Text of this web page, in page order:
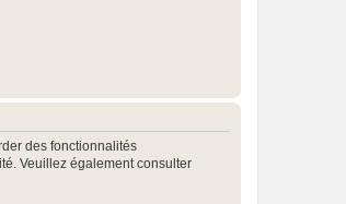
des fonctionnalités
Veuillez également consulter